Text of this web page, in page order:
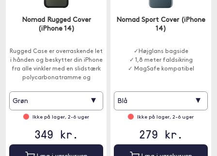
Nomad Rugged Cover
(iPhone 14)
Rugged Case er overraskende let
i hånden og beskytter din iPhone
fra alle vinkler med en slidstærk
polycarbonatramme og
Grøn ▾
Ikke på lager, 2-6 uger
349 kr.
Nomad Sport Cover (iPhone
14)
✓Højglans bagside
✓ 1,8 meter faldsikring
✓ MagSafe kompatibel
Blå ▾
Ikke på lager, 2-6 uger
279 kr.